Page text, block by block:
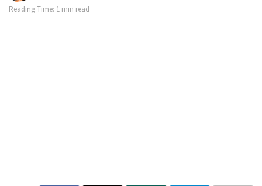
Reading Time: 1 min read